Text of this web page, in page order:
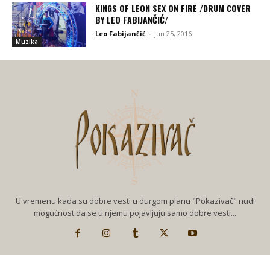
Muzika
KINGS OF LEON SEX ON FIRE /DRUM COVER
BY LEO FABIJANČIĆ/
Leo Fabijančić - jun 25, 2016
U vremenu kada su dobre vesti u durgom planu "Pokazivač" nudi
mogućnost da se u njemu pojavljuju samo dobre vesti...